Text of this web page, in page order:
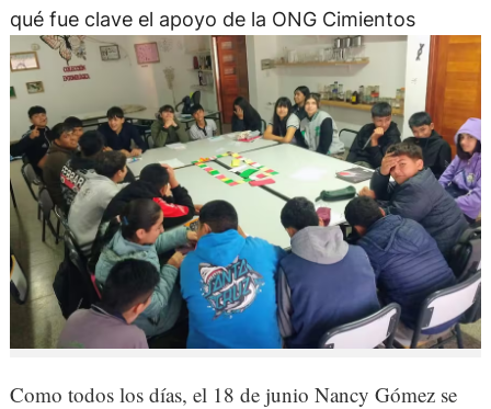
qué fue clave el apoyo de la ONG Cimientos
Como todos los días, el 18 de junio Nancy Gómez se